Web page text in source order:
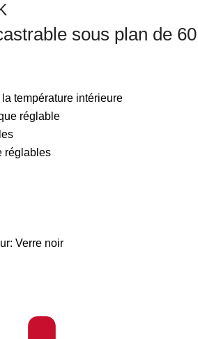
sous plan de 60
température intérieure
réglable
réglables
Verre noir